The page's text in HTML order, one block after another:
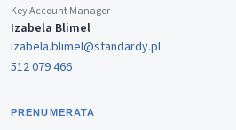
Key Account Manager
Izabela Blimel
izabela.blimel@standardy.pl
512 079 466
PRENUMERATA